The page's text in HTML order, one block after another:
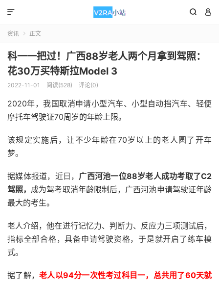
 

资讯  正文
科一一把过！广西88岁老人两个月拿到驾照：
花30万买特斯拉Model 3
2022-11-01 阅读(528) 评论(0)
2020年，我国取消申请小型汽车、小型自动挡汽车、轻便
摩托车驾驶证70周岁的年龄上限。
该规定实施后，让不少年龄在70岁以上的老人圆了开车
梦。
据媒体报道，近日， 广西河池一位88岁老人成功考取了C2
驾照， 成为驾考取消年龄限制后，广西河池申请驾驶证年龄
最大的考生。
老人介绍，他在进行记忆力、判断力、反应力三项测试后，
指标全部合格，具备申请驾驶资格，于是就开启了练车模
式。
据了解， 老人以94分一次性考过科目一，总共用了60天就